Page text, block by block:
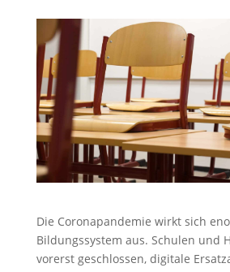
Die Coronapandemie wirkt sich
Bildungssystem aus. Schulen und
vorerst geschlossen, digitale